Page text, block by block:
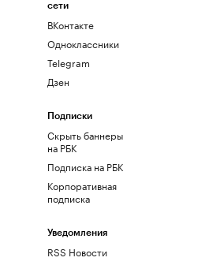
сети
ВКонтакте
Одноклассники
Telegram
Дзен
Подписки
Скрыть баннеры
на РБК
Подписка на РБК
Корпоративная
подписка
Уведомления
RSS Новости